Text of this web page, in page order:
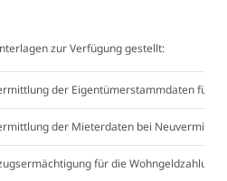
zur Verfügung gestellt:
der Eigentümerstammdaten für
der Mieterdaten bei
für die